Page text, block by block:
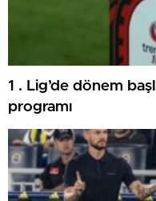
1 . Lig’de dönem
programı